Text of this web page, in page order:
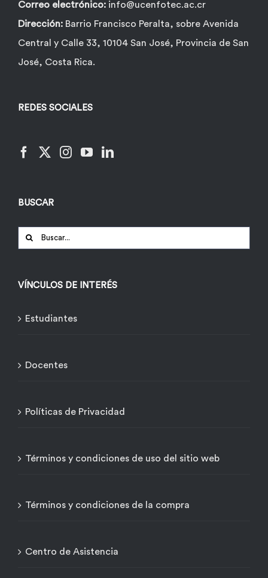
Correo electrónico: info@ucenfotec.ac.cr
Dirección: Barrio Francisco Peralta, sobre Avenida
Central y Calle 33, 10104 San José, Provincia de San
José, Costa Rica.
REDES SOCIALES
BUSCAR
Buscar:
VÍNCULOS DE INTERÉS
Estudiantes
Docentes
Políticas de Privacidad
Términos y condiciones de uso del sitio web
Términos y condiciones de la compra
Centro de Asistencia